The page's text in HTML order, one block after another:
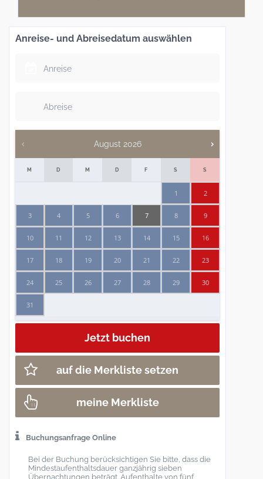
Anreise- und Abreisedatum auswählen
August 2026
M D M D F S S
1 2
3 4 5 6 7 8 9
10 11 12 13 14 15 16
17 18 19 20 21 22 23
24 25 26 27 28 29 30
31
auf die Merkliste setzen
meine Merkliste
Buchungsanfrage Online
Bei der Buchung berücksichtigen Sie bitte, dass die
Mindestaufenthaltsdauer ganzjährig sieben
Übernachtungen beträgt. Aufenthalte von fünf